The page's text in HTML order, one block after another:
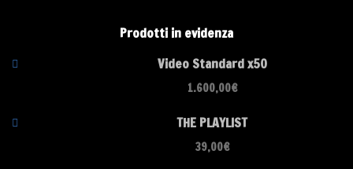
Prodotti in evidenza
Video Standard x50
1.600,00€
THE PLAYLIST
39,00€